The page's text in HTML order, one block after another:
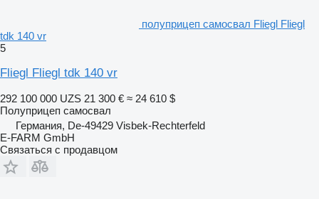
полуприцеп самосвал Fliegl Fliegl
tdk 140 vr
5
Fliegl Fliegl tdk 140 vr
292 100 000 UZS 21 300 € ≈ 24 610 $
Полуприцеп самосвал
Германия, De-49429 Visbek-Rechterfeld
E-FARM GmbH
Связаться с продавцом